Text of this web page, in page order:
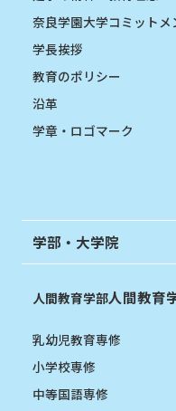
奈良学園大学コミットメ
学長挨拶
教育のポリシー
沿革
学章・ロゴマーク
学部・大学院
人間教育学部人間教育
乳幼児教育専修
小学校専修
中等国語専修